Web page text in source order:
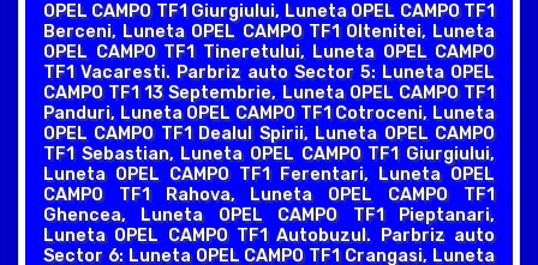
OPEL CAMPO TF1 Giurgiului, Luneta OPEL CAMPO TF1
Berceni, Luneta OPEL CAMPO TF1 Oltenitei, Luneta
OPEL CAMPO TF1 Tineretului, Luneta OPEL CAMPO
TF1 Vacaresti. Parbriz auto Sector 5: Luneta OPEL
CAMPO TF1 13 Septembrie, Luneta OPEL CAMPO TF1
Panduri, Luneta OPEL CAMPO TF1 Cotroceni, Luneta
OPEL CAMPO TF1 Dealul Spirii, Luneta OPEL CAMPO
TF1 Sebastian, Luneta OPEL CAMPO TF1 Giurgiului,
Luneta OPEL CAMPO TF1 Ferentari, Luneta OPEL
CAMPO TF1 Rahova, Luneta OPEL CAMPO TF1
Ghencea, Luneta OPEL CAMPO TF1 Pieptanari,
Luneta OPEL CAMPO TF1 Autobuzul. Parbriz auto
Sector 6: Luneta OPEL CAMPO TF1 Crangasi, Luneta